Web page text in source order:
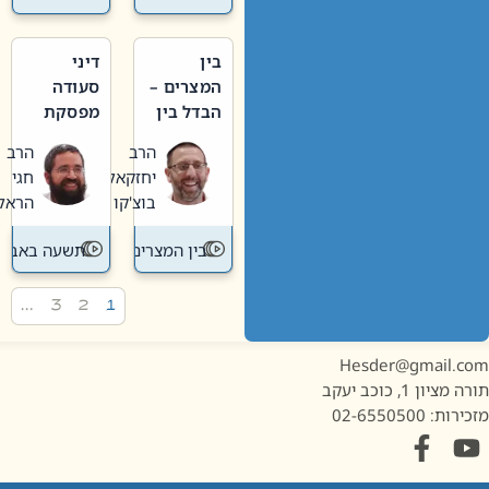
בין
המצרים –
הבדל בין
חדשה
לישנה
הרב
יחזקאל
בוצ'קו
בין המצרים
דיני
סעודה
מפסקת
תשעה
באב
הרב
חגי
הראל
תשעה באב
1, כוכב יעקב
02-6550500